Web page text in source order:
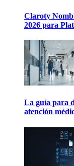
Claroty
2026 para
La guía para
atención